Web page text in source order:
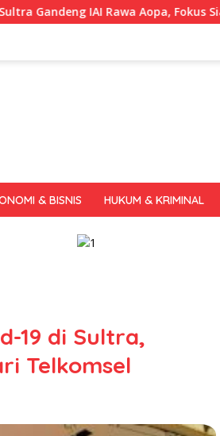
Aopa, Fokus Siapkan Lulusan Siap
& BISNIS HUKUM & KRIMINAL
19 di Sultra,
Telkomsel